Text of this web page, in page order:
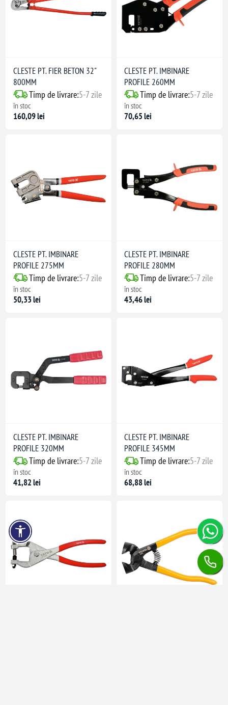
CLESTE PT. FIER BETON 32"
800MM
Timp de livrare:5-7 zile
în stoc
160,09 lei
CLESTE PT. IMBINARE
PROFILE 260MM
Timp de livrare:5-7 zile
în stoc
70,65 lei
CLESTE PT. IMBINARE
PROFILE 275MM
Timp de livrare:5-7 zile
în stoc
50,33 lei
CLESTE PT. IMBINARE
PROFILE 280MM
Timp de livrare:5-7 zile
în stoc
43,46 lei
CLESTE PT. IMBINARE
PROFILE 320MM
Timp de livrare:5-7 zile
în stoc
41,82 lei
CLESTE PT. IMBINARE
PROFILE 345MM
Timp de livrare:5-7 zile
în stoc
68,88 lei